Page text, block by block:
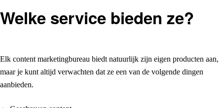
Welke service bieden ze?
Elk content marketingbureau biedt natuurlijk zijn eigen producten aan,
maar je kunt altijd verwachten dat ze een van de volgende dingen
aanbieden.